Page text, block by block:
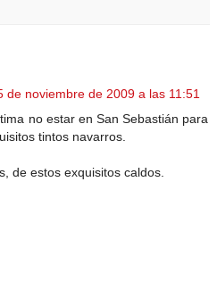
de noviembre de 2009 a las 11:51
no estar en San Sebastián para
tintos navarros.
de estos exquisitos caldos.